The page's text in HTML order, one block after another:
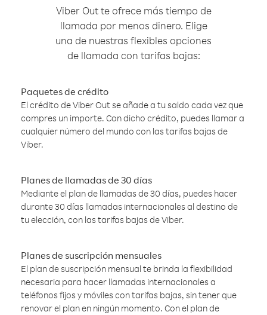
Viber Out te ofrece más tiempo de
llamada por menos dinero. Elige
una de nuestras flexibles opciones
de llamada con tarifas bajas:
Paquetes de crédito
El crédito de Viber Out se añade a tu saldo cada vez que
compres un importe. Con dicho crédito, puedes llamar a
cualquier número del mundo con las tarifas bajas de
Viber.
Planes de llamadas de 30 días
Mediante el plan de llamadas de 30 días, puedes hacer
durante 30 días llamadas internacionales al destino de
tu elección, con las tarifas bajas de Viber.
Planes de suscripción mensuales
El plan de suscripción mensual te brinda la flexibilidad
necesaria para hacer llamadas internacionales a
teléfonos fijos y móviles con tarifas bajas, sin tener que
renovar el plan en ningún momento. Con el plan de